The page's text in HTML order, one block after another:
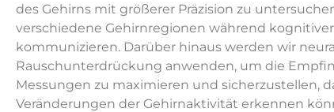
des Gehirns mit größerer Präzision zu
verschiedene Gehirnregionen während
kommunizieren. Darüber hinaus werden wir
Rauschunterdrückung anwenden, um die
Messungen zu maximieren und sicherzustellen,
Veränderungen der Gehirnaktivität erkennen